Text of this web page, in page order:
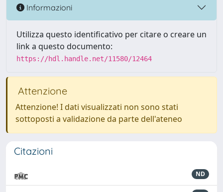
Informazioni
Utilizza questo identificativo per citare o creare un
link a questo documento:
https://hdl.handle.net/11580/12464
Attenzione
Attenzione! I dati visualizzati non sono stati
sottoposti a validazione da parte dell'ateneo
Citazioni
ND